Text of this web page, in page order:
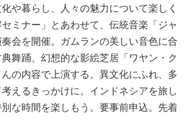
や暮らし、人々の魅力について楽しく
ミナー」とあわせて、伝統音楽「ジャ
会を開催。ガムランの美しい音色に合
舞踊、幻想的な影絵芝居「ワヤン・ク
の内容で上演する。異文化にふれ、多
えるきっかけに。インドネシアを旅し
な時間を楽しもう。要事前申込。先着